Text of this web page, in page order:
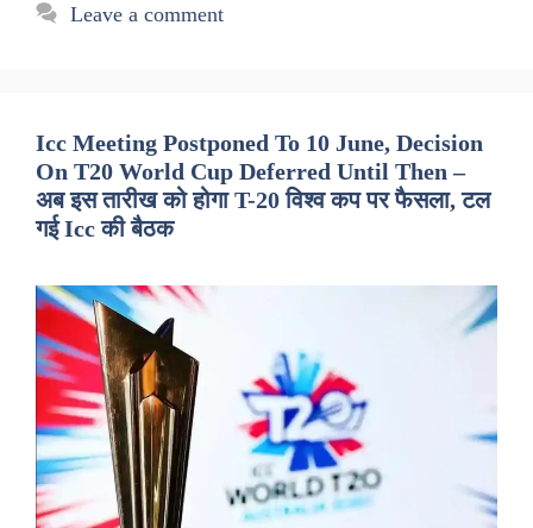
Leave a comment
Icc Meeting Postponed To 10 June, Decision
On T20 World Cup Deferred Until Then –
अब इस तारीख को होगा T-20 विश्व कप पर फैसला, टल
गई Icc की बैठक